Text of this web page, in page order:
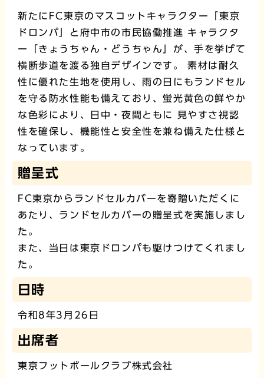
新たにFC東京のマスコットキャラクター「東京
ドロンパ」と府中市の市民協働推進 キャラクタ
ー「きょうちゃん・どうちゃん」が、手を挙げて
横断歩道を渡る独自デザインです。 素材は耐久
性に優れた生地を使用し、雨の日にもランドセル
を守る防水性能も備えており、蛍光黄色の鮮やか
な色彩により、日中・夜間ともに 見やすさ視認
性を確保し、機能性と安全性を兼ね備えた仕様と
なっています。
贈呈式
FC東京からランドセルカバーを寄贈いただくに
あたり、ランドセルカバーの贈呈式を実施しまし
た。
また、当日は東京ドロンパも駆けつけてくれまし
た。
日時
令和8年3月26日
出席者
東京フットボールクラブ株式会社